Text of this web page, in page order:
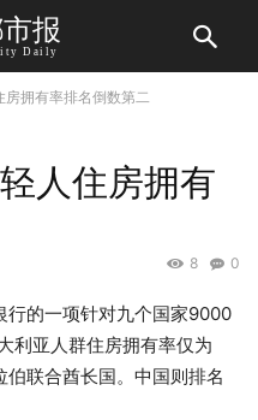
报
Daily
房拥有率排名倒数第二
人住房拥有
0
8
行的一项针对九个国家9000
利亚人群住房拥有率仅为
联合酋长国。中国则排名